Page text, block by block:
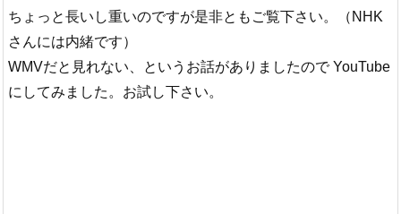
ちょっと長いし重いのですが是非ともご覧下さい。（NHK
さんには内緒です）
WMVだと見れない、というお話がありましたので YouTube
にしてみました。お試し下さい。